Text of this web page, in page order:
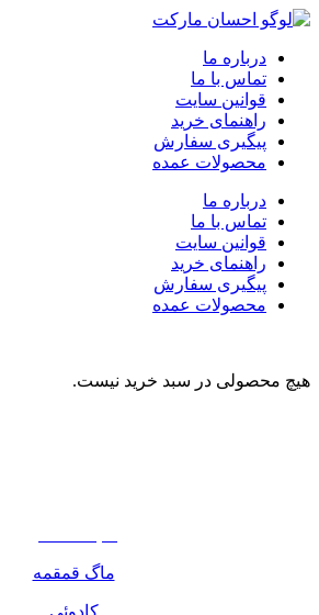
درباره ما
تماس با ما
قوانین سایت
راهنمای خرید
پیگیری سفارش
محصولات عمده
درباره ما
تماس با ما
قوانین سایت
راهنمای خرید
پیگیری سفارش
محصولات عمده
هیچ محصولی در سبد خرید نیست.
ماگ قمقمه
کادوئی